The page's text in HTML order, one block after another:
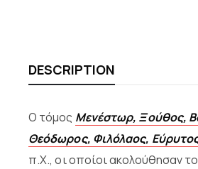
DESCRIPTION
Ο τόμος Μενέστωρ, Ξούθος,
Θεόδωρος, Φιλόλαος,
π.Χ., οι οποίοι ακολούθησαν